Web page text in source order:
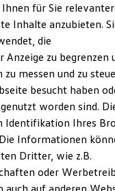
für Sie
Inhalte anzubieten.
die
zu begrenzen
messen und zu
besucht haben
worden sind.
Identifikation Ihres
Informationen
Dritter, wie z.B.
oder
auch auf anderen